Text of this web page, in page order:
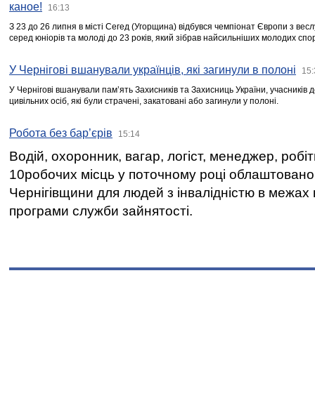
каное!
16:13
З 23 до 26 липня в місті Сегед (Угорщина) відбувся чемпіонат Європи з
серед юніорів та молоді до 23 років, який зібрав найсильніших молодих
У Чернігові вшанували українців, які загинули в полоні
У Чернігові вшанували пам’ять Захисників та Захисниць України,
цивільних осіб, які були страчені, закатовані або загинули у полоні.
Робота без бар’єрів 15:14
Водій, охоронник, вагар, логіст, менеджер,
10робочих місць у поточному році
Чернігівщини для людей з інвалідністю в межах
програми служби зайнятості.